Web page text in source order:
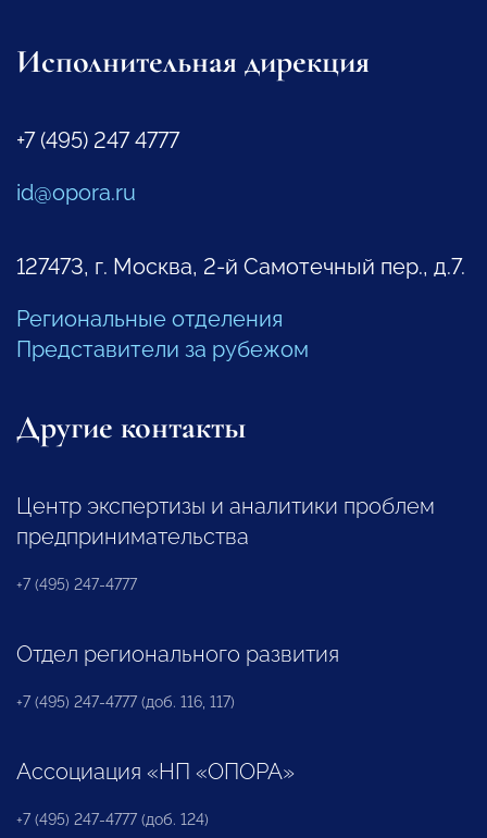
Исполнительная дирекция
+7 (495) 247 4777
id@opora.ru
127473, г. Москва, 2-й Самотечный пер., д.7.
Региональные отделения
Представители за рубежом
Другие контакты
Центр экспертизы и аналитики проблем
предпринимательства
+7 (495) 247-4777
Отдел регионального развития
+7 (495) 247-4777 (доб. 116, 117)
Ассоциация «НП «ОПОРА»
+7 (495) 247-4777 (доб. 124)